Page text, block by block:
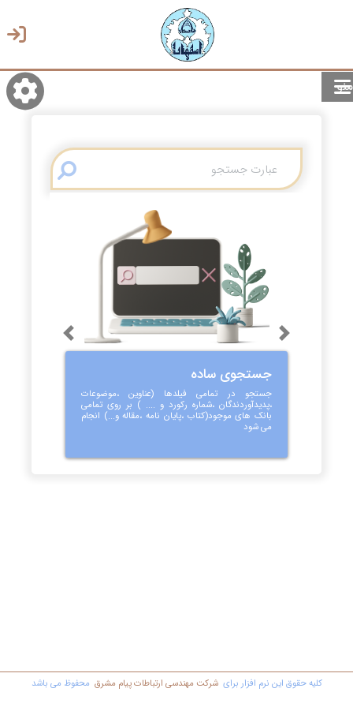
منو
انتخاب زبان
جستجوی ساده
جستجو در تمامی فیلدها (عناوین ،موضوعات
،پدیدآوردندگان ،شماره رکورد و .... ) بر روی تمامی
بانک های موجود(کتاب ،پایان نامه ،مقاله و...) انجام
می شود
Previous Next
کليه حقوق اين نرم افزار برای شرکت مهندسي ارتباطات پیام مشرق محفوظ مي باشد